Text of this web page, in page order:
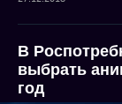
В
выбрать
год